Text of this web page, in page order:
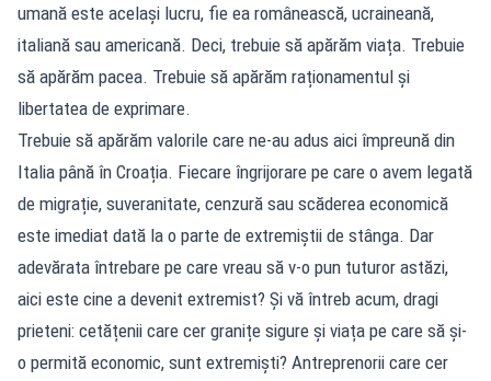
umană este același lucru, fie ea românească, ucraineană,
italiană sau americană. Deci, trebuie să apărăm viața. Trebuie
să apărăm pacea. Trebuie să apărăm raționamentul și
libertatea de exprimare.
Trebuie să apărăm valorile care ne-au adus aici împreună din
Italia până în Croația. Fiecare îngrijorare pe care o avem legată
de migrație, suveranitate, cenzură sau scăderea economică
este imediat dată la o parte de extremiștii de stânga. Dar
adevărata întrebare pe care vreau să v-o pun tuturor astăzi,
aici este cine a devenit extremist? Și vă întreb acum, dragi
prieteni: cetățenii care cer granițe sigure și viața pe care să și-
o permită economic, sunt extremiști? Antreprenorii care cer